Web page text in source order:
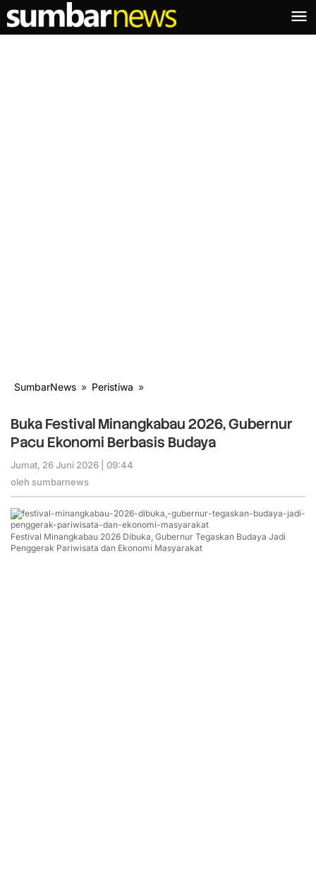
Lewati
ke
konten
SumbarNews » Peristiwa »
Minangkabau
2026,
Gubernur
Buka Festival Minangkabau 2026, Gubernur
Pacu Ekonomi Berbasis Budaya
Jumat, 26 Juni 2026 | 09:44
oleh sumbarnews
Festival Minangkabau 2026 Dibuka, Gubernur Tegaskan Budaya Jadi
Penggerak Pariwisata dan Ekonomi Masyarakat